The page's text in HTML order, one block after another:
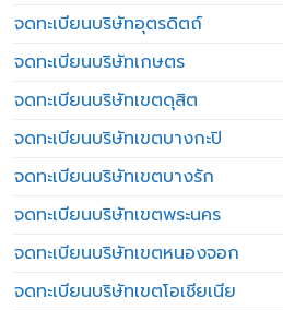
จดทะเบียนบริษัทอุตรดิตถ์
จดทะเบียนบริษัทเกษตร
จดทะเบียนบริษัทเขตดุสิต
จดทะเบียนบริษัทเขตบางกะปิ
จดทะเบียนบริษัทเขตบางรัก
จดทะเบียนบริษัทเขตพระนคร
จดทะเบียนบริษัทเขตหนองจอก
จดทะเบียนบริษัทเขตโอเชียเนีย